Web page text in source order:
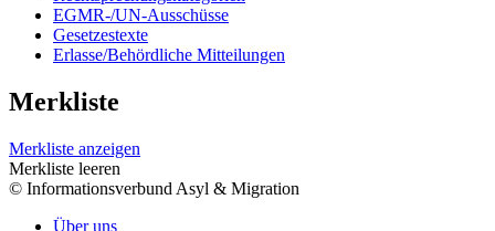
EGMR-/UN-Ausschüsse
Gesetzestexte
Erlasse/Behördliche Mitteilungen
Merkliste
Merkliste anzeigen
Merkliste leeren
© Informationsverbund Asyl & Migration
Über uns